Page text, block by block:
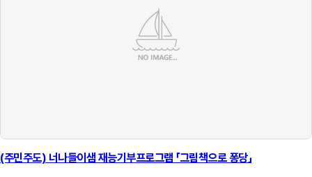
(주민주도) 너나들이샘 재능기부프로그램 「그림책으로 퐁당」